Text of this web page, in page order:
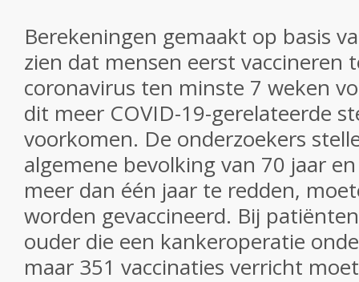
Berekeningen gemaakt op basis
zien dat mensen eerst vaccineren
coronavirus ten minste 7 weken
dit meer COVID-19-gerelateerde
voorkomen. De onderzoekers
algemene bevolking van 70 jaar
meer dan één jaar te redden,
worden gevaccineerd. Bij
ouder die een kankeroperatie
maar 351 vaccinaties verricht